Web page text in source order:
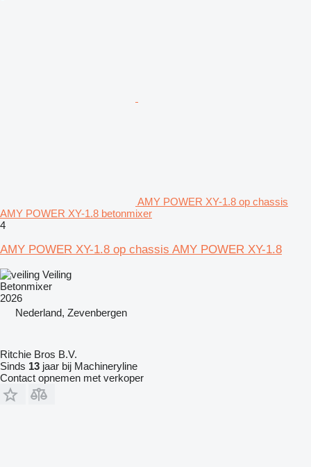
AMY POWER XY-1.8 op chassis
AMY POWER XY-1.8 betonmixer
4
AMY POWER XY-1.8 op chassis AMY POWER XY-1.8
Veiling
Betonmixer
2026
Nederland, Zevenbergen
Ritchie Bros B.V.
Sinds 13 jaar bij Machineryline
Contact opnemen met verkoper